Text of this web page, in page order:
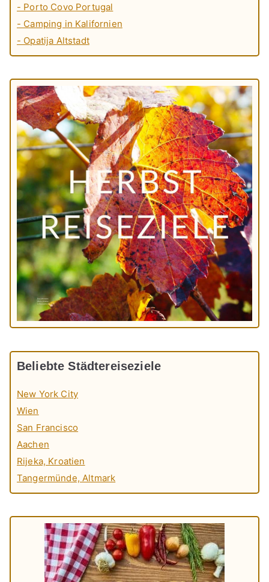
- Porto Covo Portugal
- Camping in Kalifornien
- Opatija Altstadt
Beliebte Städtereiseziele
New York City
Wien
San Francisco
Aachen
Rijeka, Kroatien
Tangermünde, Altmark